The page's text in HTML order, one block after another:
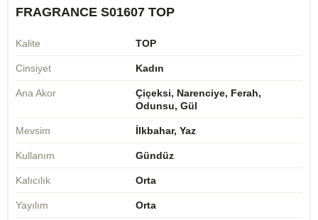
FRAGRANCE S01607 TOP
Kalite TOP
Cinsiyet Kadın
Ana Akor
Çiçeksi, Narenciye, Ferah,
Odunsu, Gül
Mevsim İlkbahar, Yaz
Kullanım Gündüz
Kalıcılık Orta
Yayılım Orta